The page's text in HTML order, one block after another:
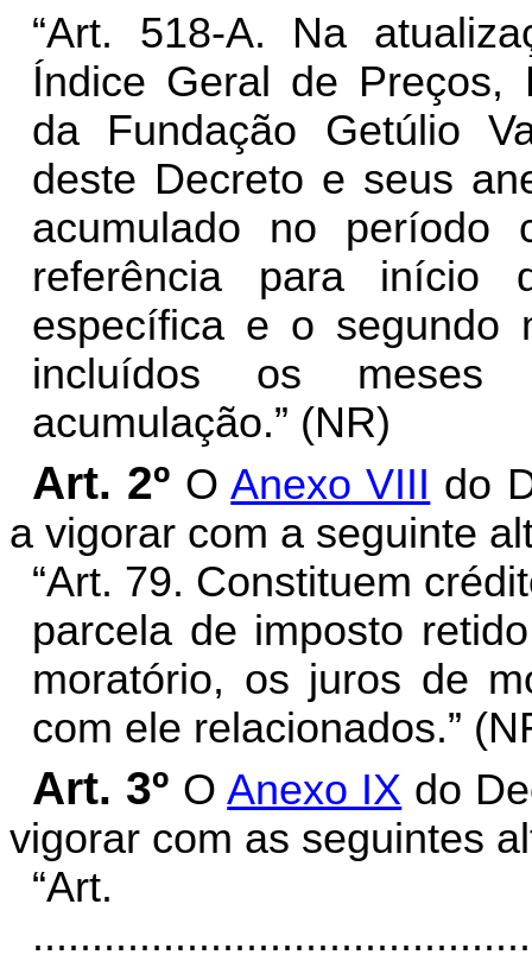
“Art. 518-A. Na
Índice Geral de Preços,
da Fundação Getúlio
deste Decreto e seus
acumulado no período
referência para início
específica e o segundo
incluídos os meses
acumulação.” (NR)
Art. 2º OAnexo VIII do
a vigorar com a seguinte
“Art. 79. Constituem
parcela de imposto
moratório, os juros de
com ele relacionados.”
Art. 3º OAnexo IX do
vigorar com as seguintes